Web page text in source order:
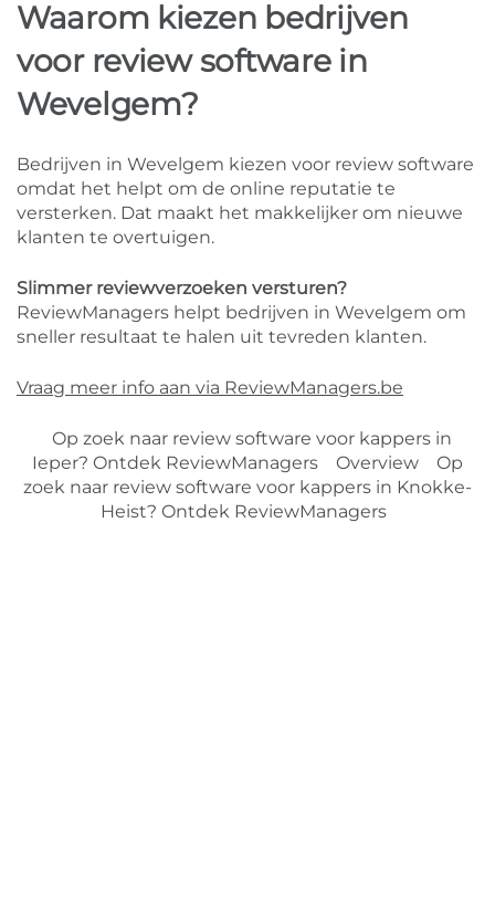
Waarom kiezen bedrijven
voor review software in
Wevelgem?
Bedrijven in Wevelgem kiezen voor review software
omdat het helpt om de online reputatie te
versterken. Dat maakt het makkelijker om nieuwe
klanten te overtuigen.
Slimmer reviewverzoeken versturen?
ReviewManagers helpt bedrijven in Wevelgem om
sneller resultaat te halen uit tevreden klanten.
Vraag meer info aan via ReviewManagers.be
Op zoek naar review software voor kappers in
Ieper? Ontdek ReviewManagers
Overview
Op
zoek naar review software voor kappers in Knokke-
Heist? Ontdek ReviewManagers